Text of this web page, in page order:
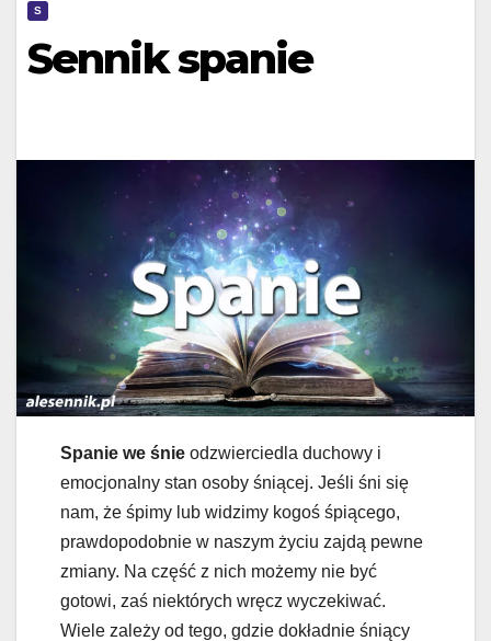
S
Sennik spanie
Spanie we śnie odzwierciedla duchowy i
emocjonalny stan osoby śniącej. Jeśli śni się
nam, że śpimy lub widzimy kogoś śpiącego,
prawdopodobnie w naszym życiu zajdą pewne
zmiany. Na część z nich możemy nie być
gotowi, zaś niektórych wręcz wyczekiwać.
Wiele zależy od tego, gdzie dokładnie śniący